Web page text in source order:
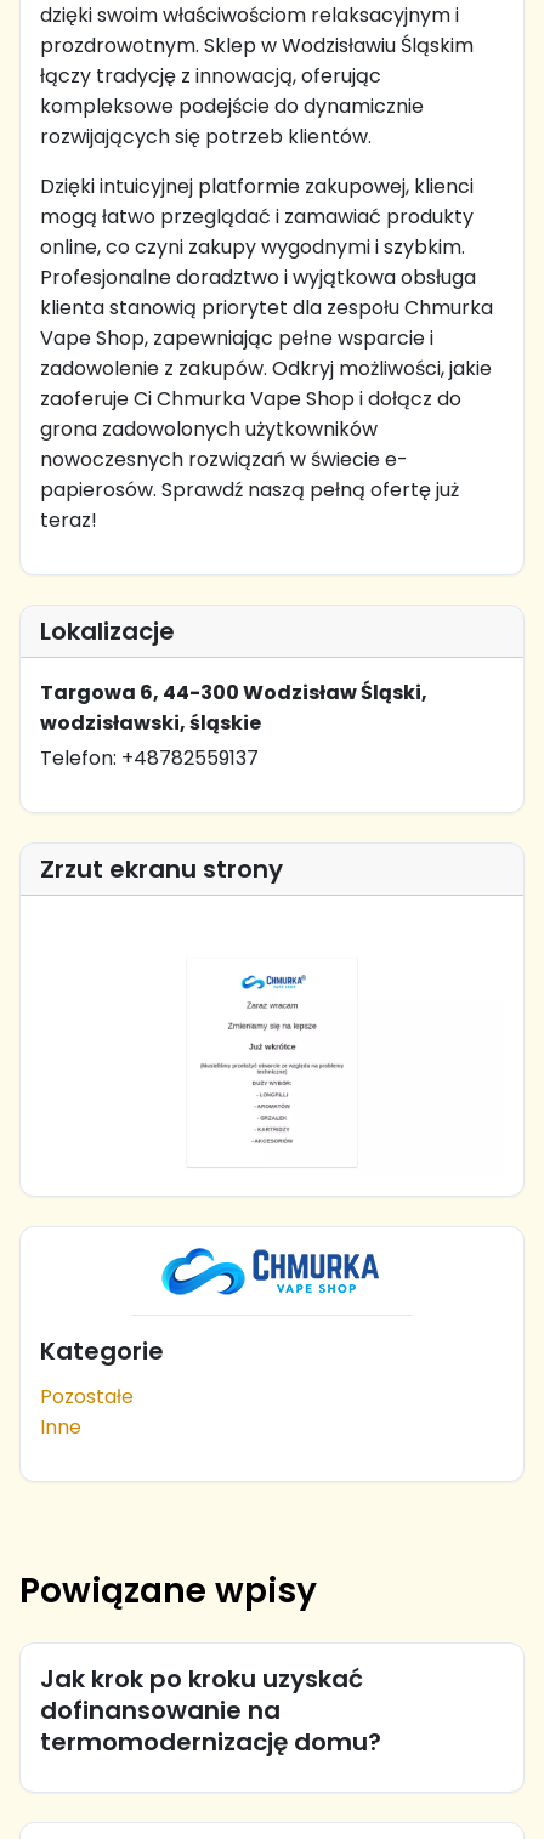
dzięki swoim właściwościom relaksacyjnym i
prozdrowotnym. Sklep w Wodzisławiu Śląskim
łączy tradycję z innowacją, oferując
kompleksowe podejście do dynamicznie
rozwijających się potrzeb klientów.
Dzięki intuicyjnej platformie zakupowej, klienci
mogą łatwo przeglądać i zamawiać produkty
online, co czyni zakupy wygodnymi i szybkim.
Profesjonalne doradztwo i wyjątkowa obsługa
klienta stanowią priorytet dla zespołu Chmurka
Vape Shop, zapewniając pełne wsparcie i
zadowolenie z zakupów. Odkryj możliwości, jakie
zaoferuje Ci Chmurka Vape Shop i dołącz do
grona zadowolonych użytkowników
nowoczesnych rozwiązań w świecie e-
papierosów. Sprawdź naszą pełną ofertę już
teraz!
Lokalizacje
Targowa 6, 44-300 Wodzisław Śląski,
wodzisławski, śląskie
Telefon: +48782559137
Zrzut ekranu strony
Kategorie
Pozostałe
Inne
Powiązane wpisy
Jak krok po kroku uzyskać
dofinansowanie na
termomodernizację domu?